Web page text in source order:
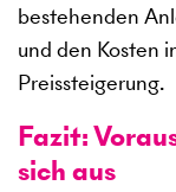
bestehenden
und den Kosten
Preissteigerung.
Fazit:
sich aus